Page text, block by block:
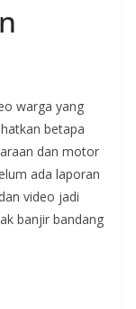
warga yang
betapa
dan motor
ada laporan
video jadi
banjir bandang